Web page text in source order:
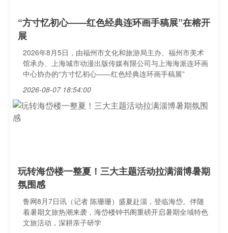
“方寸忆初心——红色经典连环画手稿展”在榕开
展
2026年8月5日，由福州市文化和旅游局主办、福州市美术
馆承办、上海城市动漫出版传媒有限公司与上海海派连环画
中心协办的“方寸忆初心——红色经典连环画手稿展”
2026-08-07 18:54:00
玩转海岱楼一整夏！三大主题活动拉满淄博暑期
氛围感
鲁网8月7日讯（记者 陈珊珊）盛夏赴淄，登临海岱。伴随
着暑期文旅热潮来袭，海岱楼钟书阁重磅开启暑期全域特色
文旅活动，深耕亲子研学